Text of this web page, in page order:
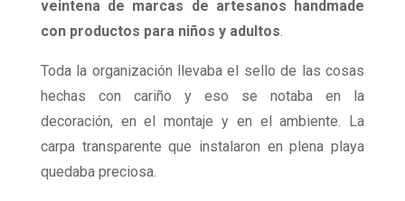
veintena de marcas de artesanos handmade
con productos para niños y adultos.
Toda la organización llevaba el sello de las cosas
hechas con cariño y eso se notaba en la
decoración, en el montaje y en el ambiente. La
carpa transparente que instalaron en plena playa
quedaba preciosa.